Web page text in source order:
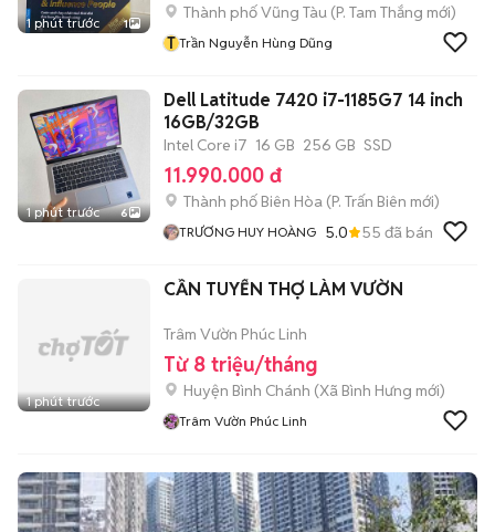
1 phút trước 1
Thành phố Vũng Tàu (P. Tam Thắng mới)
T Trần Nguyễn Hùng Dũng
1 phút trước 6
Dell Latitude 7420 i7-1185G7 14 inch
16GB/32GB
Intel Core i7 16 GB 256 GB SSD
11.990.000 đ
Thành phố Biên Hòa (P. Trấn Biên mới)
TRƯƠNG HUY HOÀNG 5.0 55 đã bán
1 phút trước
CẦN TUYỂN THỢ LÀM VƯỜN
Trâm Vườn Phúc Linh
Từ 8 triệu/tháng
Huyện Bình Chánh (Xã Bình Hưng mới)
Trâm Vườn Phúc Linh